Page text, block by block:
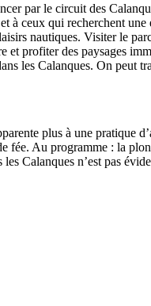
par le circuit des
ceux qui recherchent
nautiques. Visiter le
profiter des paysages
les Calanques. On peut
plus à une pratique
fée. Au programme : la
Calanques n’est pas